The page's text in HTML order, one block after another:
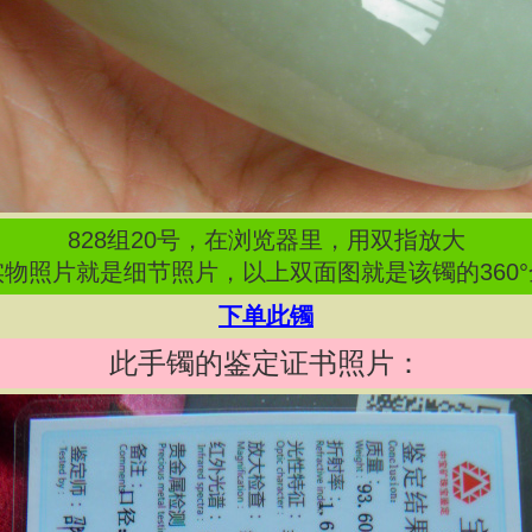
828组 20号，在浏览器里，用双指放大
照片就是细节照片，以上双面图就是该镯的
下单此镯
此手镯的鉴定证书照片：